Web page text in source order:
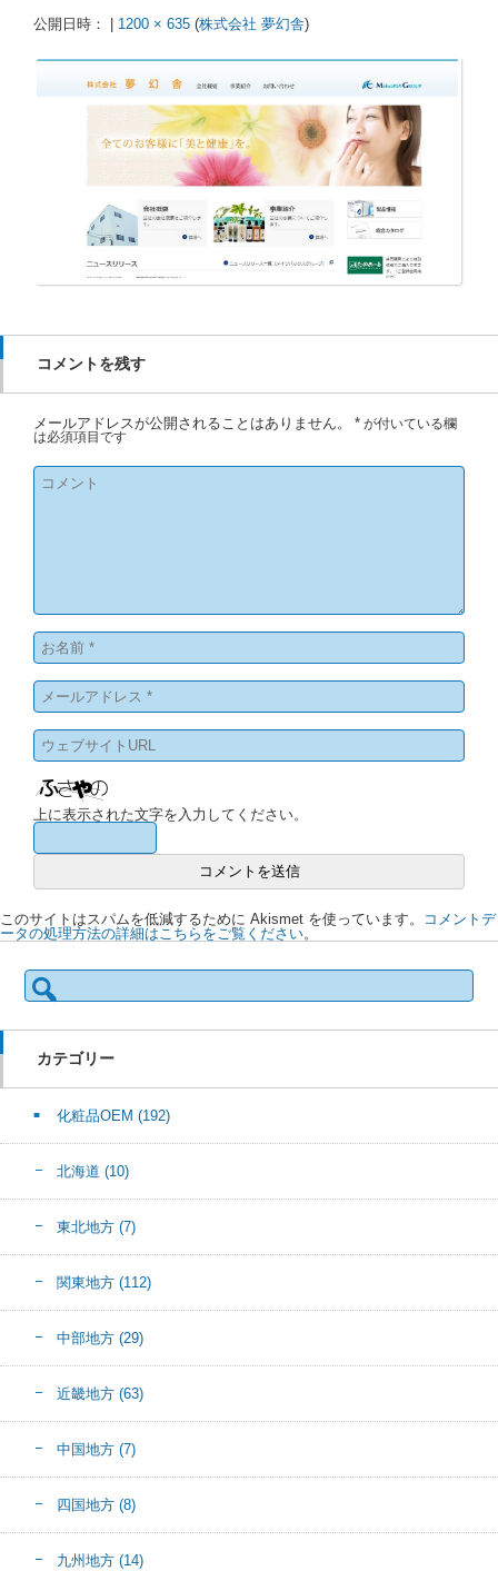
公開日時： 1200 × 635 (株式会社 夢幻舎)
コメントを残す
メールアドレスが公開されることはありません。 * が付いている欄
は必須項目です
上に表示された文字を入力してください。
このサイトはスパムを低減するために Akismet を使っています。
コメントデ
ータの処理方法の詳細はこちらをご覧ください。
検
索:
カテゴリー
化粧品OEM (192)
北海道 (10)
東北地方 (7)
関東地方 (112)
中部地方 (29)
近畿地方 (63)
中国地方 (7)
四国地方 (8)
九州地方 (14)